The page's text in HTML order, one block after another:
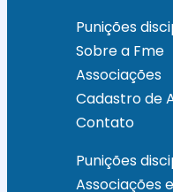
Punições
Sobre a Fme
Associações
Cadastro de
Contato
Punições
Associações